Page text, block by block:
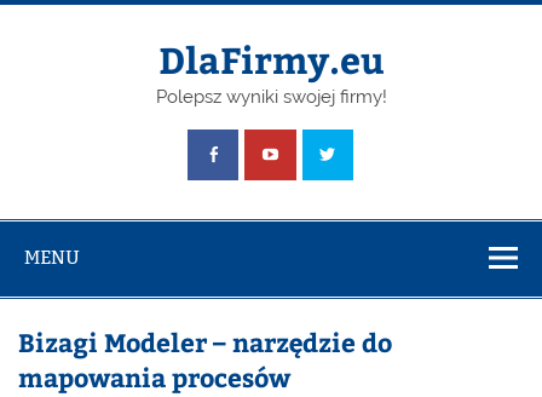
Skip
DlaFirmy.eu
Polepsz wyniki swojej firmy!
MENU
Bizagi Modeler – narzędzie do
mapowania procesów